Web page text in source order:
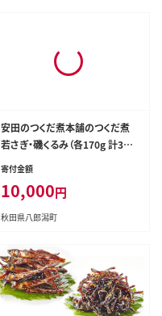
安田のつくだ煮本舗のつくだ煮
若さぎ・磯くるみ（各170g 計340
g） [佃煮 つくだ煮 佃煮詰合せ 佃
さぎ]
寄付金額
10,000円
秋田県八郎潟町